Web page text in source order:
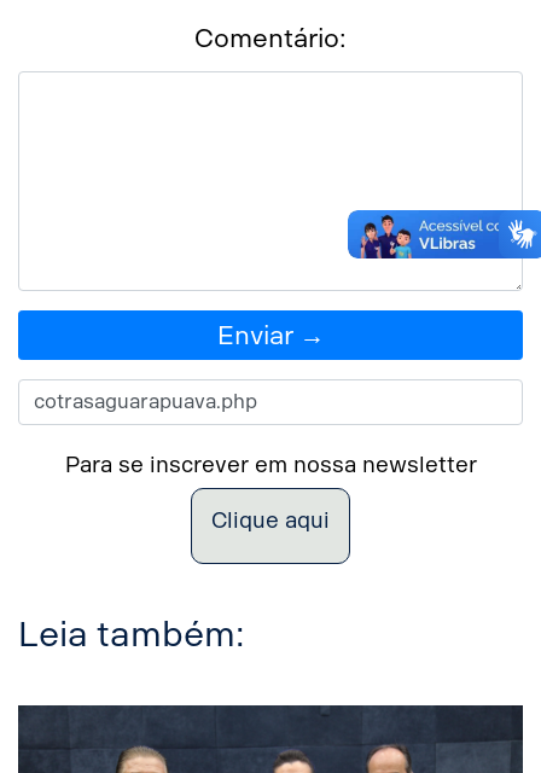
Comentário:
Enviar →
Para se inscrever em nossa newsletter
Clique aqui
Leia também: